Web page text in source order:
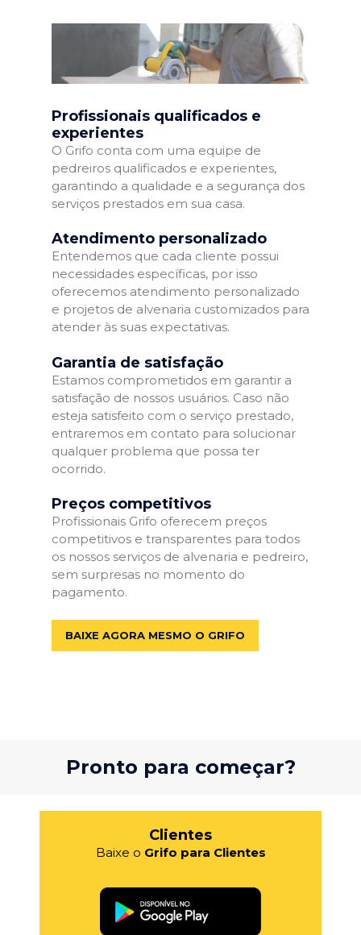
Profissionais qualificados e
experientes
O Grifo conta com uma equipe de
pedreiros qualificados e experientes,
garantindo a qualidade e a segurança dos
serviços prestados em sua casa.
Atendimento personalizado
Entendemos que cada cliente possui
necessidades específicas, por isso
oferecemos atendimento personalizado
e projetos de alvenaria customizados para
atender às suas expectativas.
Garantia de satisfação
Estamos comprometidos em garantir a
satisfação de nossos usuários. Caso não
esteja satisfeito com o serviço prestado,
entraremos em contato para solucionar
qualquer problema que possa ter
ocorrido.
Preços competitivos
Profissionais Grifo oferecem preços
competitivos e transparentes para todos
os nossos serviços de alvenaria e pedreiro,
sem surpresas no momento do
pagamento.
BAIXE AGORA MESMO O GRIFO
Pronto para começar?
Clientes
Baixe o Grifo para Clientes